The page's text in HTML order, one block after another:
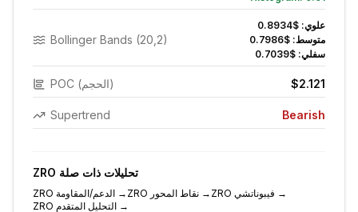
Bollinger Bands (20,2)
علوي: $0.8934
متوسط: $0.7986
سفلي: $0.7039
POC (الحجم) $2.121
Supertrend Bearish
ZRO تحليلات ذات صلة
ZRO الدعم/المقاومة → ZRO نقاط المحور → ZRO فيبوناتشي →
ZRO التحليل المتقدم →